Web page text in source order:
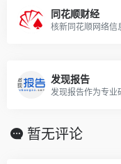
同花顺财经
发现报告
暂无评论